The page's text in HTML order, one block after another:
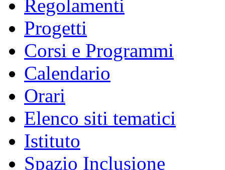
Regolamenti
Progetti
Corsi e Programmi
Calendario
Orari
Elenco siti tematici
Istituto
Spazio Inclusione